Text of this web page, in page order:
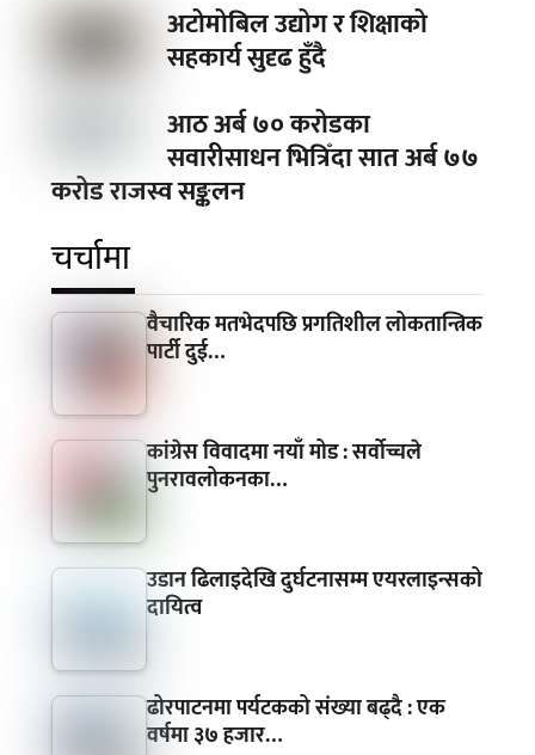
अटोमोबिल उद्योग र शिक्षाको
सहकार्य सुदृढ हुँदै
आठ अर्ब ७० करोडका
सवारीसाधन भित्रिँदा सात अर्ब ७७
करोड राजस्व सङ्कलन
चर्चामा
वैचारिक मतभेदपछि प्रगतिशील लोकतान्त्रिक
पार्टी दुई…
कांग्रेस विवादमा नयाँ मोड : सर्वोच्चले
पुनरावलोकनका…
उडान ढिलाइदेखि दुर्घटनासम्म एयरलाइन्सको
दायित्व
ढोरपाटनमा पर्यटकको संख्या बढ्दै : एक
वर्षमा ३७ हजार…